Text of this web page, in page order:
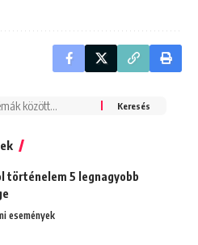
történelem 5 legnagyobb
események